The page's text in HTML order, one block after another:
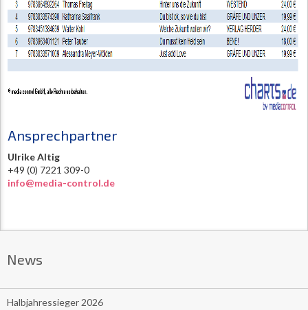
Ansprechpartner
Ulrike Altig
+49 (0) 7221 309-0
info@media-control.de
News
Halbjahressieger 2026